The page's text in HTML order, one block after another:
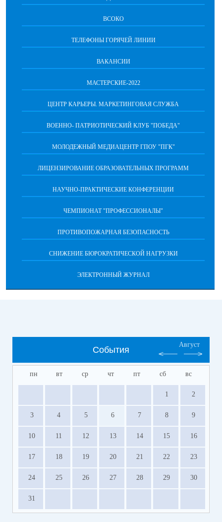
ВСОКО
ТЕЛЕФОНЫ ГОРЯЧЕЙ ЛИНИИ
ВАКАНСИИ
МАСТЕРСКИЕ-2022
ЦЕНТР КАРЬЕРЫ. МАРКЕТИНГОВАЯ СЛУЖБА
ВОЕННО- ПАТРИОТИЧЕСКИЙ КЛУБ "ПОБЕДА"
МОЛОДЕЖНЫЙ МЕДИАЦЕНТР ГПОУ "ПГК"
ЛИЦЕНЗИРОВАНИЕ ОБРАЗОВАТЕЛЬНЫХ ПРОГРАММ
НАУЧНО-ПРАКТИЧЕСКИЕ КОНФЕРЕНЦИИ
ЧЕМПИОНАТ "ПРОФЕССИОНАЛЫ"
ПРОТИВОПОЖАРНАЯ БЕЗОПАСНОСТЬ
СНИЖЕНИЕ БЮРОКРАТИЧЕСКОЙ НАГРУЗКИ
ЭЛЕКТРОННЫЙ ЖУРНАЛ
События
Август
пн вт ср чт пт сб вс
1 2
3 4 5 6 7 8 9
10 11 12 13 14 15 16
17 18 19 20 21 22 23
24 25 26 27 28 29 30
31